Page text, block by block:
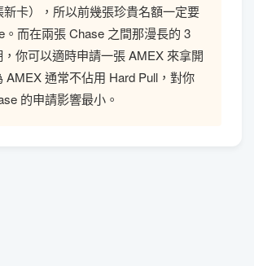
新卡），所以前幾張珍貴名額一定要
。而在兩張 Chase 之間那漫長的 3
你可以適時申請一張 AMEX 來拿開
AMEX 通常不佔用 Hard Pull，對你
的申請影響最小。